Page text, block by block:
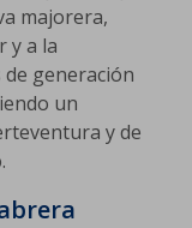
majorera,
y a la
generación
un
y de